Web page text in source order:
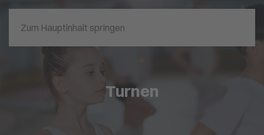
Zum Hauptinhalt springen
Turnen